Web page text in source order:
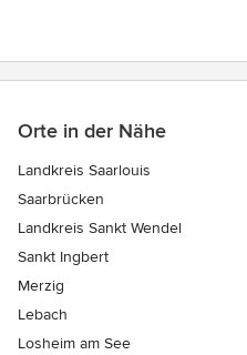
Orte in der Nähe
Landkreis Saarlouis
Saarbrücken
Landkreis Sankt Wendel
Sankt Ingbert
Merzig
Lebach
Losheim am See